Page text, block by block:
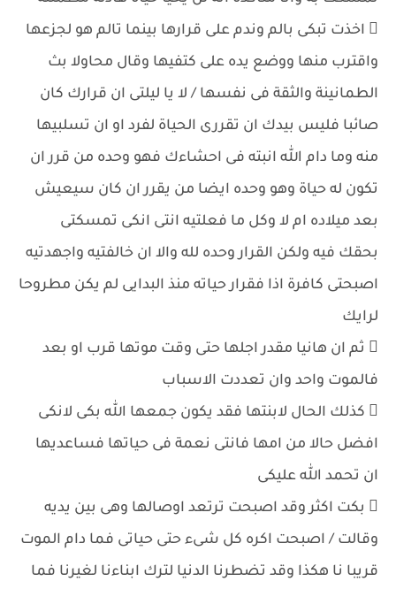
 اخذت تبكى بالم وندم على قرارها بينما تالم هو لجزعها
واقترب منها ووضع يده على كتفيها وقال محاولا بث
الطمانينة والثقة فى نفسها / لا يا ليلتى ان قرارك كان
صائبا فليس بيدك ان تقررى الحياة لفرد او ان تسلبيها
منه وما دام الله انبته فى احشاءك فهو وحده من قرر ان
تكون له حياة وهو وحده ايضا من يقرر ان كان سيعيش
بعد ميلاده ام لا وكل ما فعلتيه انتى انكى تمسكتى
بحقك فيه ولكن القرار وحده لله والا ان خالفتيه واجهدتيه
اصبحتى كافرة اذا فقرار حياته منذ البدايى لم يكن مطروحا
لرايك
 ثم ان هانيا مقدر اجلها حتى وقت موتها قرب او بعد
فالموت واحد وان تعددت الاسباب
 كذلك الحال لابنتها فقد يكون جمعها الله بكى لانكى
افضل حالا من امها فانتى نعمة فى حياتها فساعديها
ان تحمد الله عليكى
 بكت اكثر وقد اصبحت ترتعد اوصالها وهى بين يديه
وقالت / اصبحت اكره كل شىء حتى حياتى فما دام الموت
قريبا نا هكذا وقد تضطرنا الدنيا لترك ابناءنا لغيرنا فما